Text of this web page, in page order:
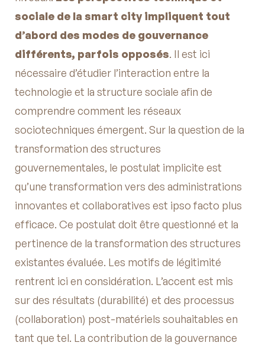
sociale de la smart city impliquent tout
d’abord des modes de gouvernance
différents, parfois opposés. Il est ici
nécessaire d’étudier l’interaction entre la
technologie et la structure sociale afin de
comprendre comment les réseaux
sociotechniques émergent. Sur la question de la
transformation des structures
gouvernementales, le postulat implicite est
qu’une transformation vers des administrations
innovantes et collaboratives est ipso facto plus
efficace. Ce postulat doit être questionné et la
pertinence de la transformation des structures
existantes évaluée. Les motifs de légitimité
rentrent ici en considération. L’accent est mis
sur des résultats (durabilité) et des processus
(collaboration) post-matériels souhaitables en
tant que tel. La contribution de la gouvernance